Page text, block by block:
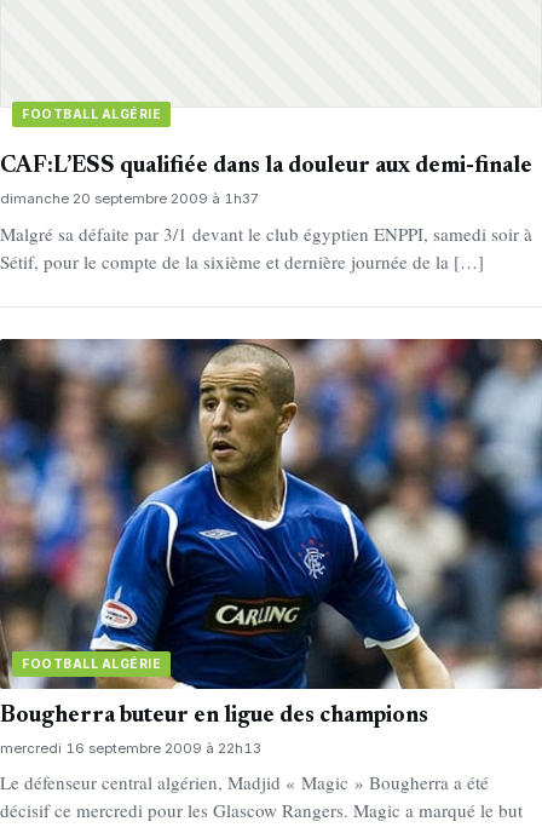
FOOTBALL ALGÉRIE
CAF:L’ESS qualifiée dans la douleur aux demi-finale
dimanche 20 septembre 2009 à 1h37
Malgré sa défaite par 3/1 devant le club égyptien ENPPI, samedi soir à
Sétif, pour le compte de la sixième et dernière journée de la […]
FOOTBALL ALGÉRIE
Bougherra buteur en ligue des champions
mercredi 16 septembre 2009 à 22h13
Le défenseur central algérien, Madjid « Magic » Bougherra a été
décisif ce mercredi pour les Glascow Rangers. Magic a marqué le but